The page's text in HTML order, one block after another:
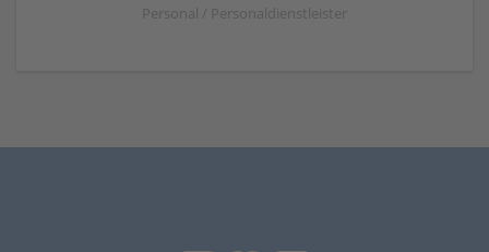
Personal / Personaldienstleister